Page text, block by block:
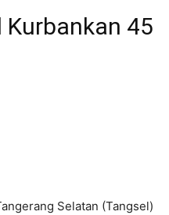
Kurbankan 45
Selatan (Tangsel)